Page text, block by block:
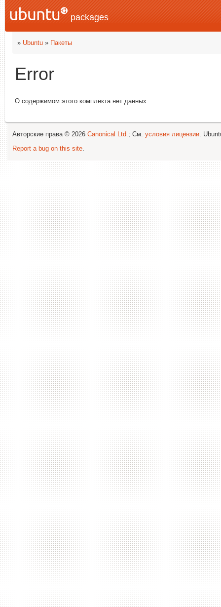
packages
» Ubuntu » Пакеты
Error
О содержимом этого комплекта нет данных
Авторские права © 2026 Canonical Ltd.; См. условия лицензии.
Report a bug on this site.